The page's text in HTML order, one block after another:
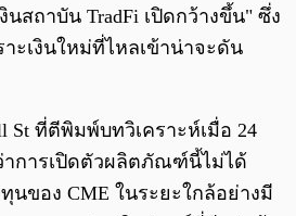
สถาบัน TradFi เปิดกว้างขึ้น" ซึ่ง
ะเงินใหม่ที่ไหลเข้าน่าจะดัน
St ที่ตีพิมพ์บทวิเคราะห์เมื่อ 24
าการเปิดตัวผลิตภัณฑ์นี้ไม่ได้
นของ CME ในระยะใกล้อย่างมี